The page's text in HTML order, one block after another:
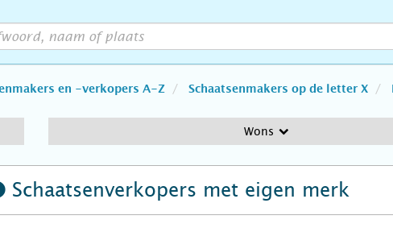
en -verkopers A-Z Schaatsenmakers op de letter X
Wons
Schaatsenverkopers met eigen merk